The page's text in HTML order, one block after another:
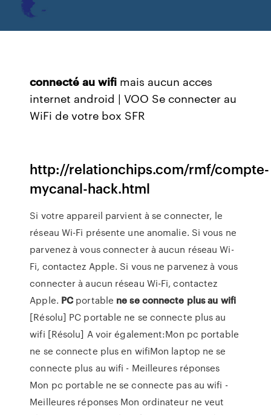
connecté au wifi mais aucun acces
internet android | VOO Se connecter au
WiFi de votre box SFR
http://relationchips.com/rmf/compte-
mycanal-hack.html
Si votre appareil parvient à se connecter, le
réseau Wi-Fi présente une anomalie. Si vous ne
parvenez à vous connecter à aucun réseau Wi-
Fi, contactez Apple. Si vous ne parvenez à vous
connecter à aucun réseau Wi-Fi, contactez
Apple. PCportable ne se connecte plusau wifi
[Résolu] PC portable ne se connecte plus au
wifi [Résolu] A voir également:Mon pc portable
ne se connecte plus en wifiMon laptop ne se
connecte plus au wifi - Meilleures réponses
Mon pc portable ne se connecte pas au wifi -
Meilleures réponses Mon ordinateur ne veut